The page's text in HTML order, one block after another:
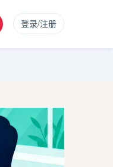
登录/注册